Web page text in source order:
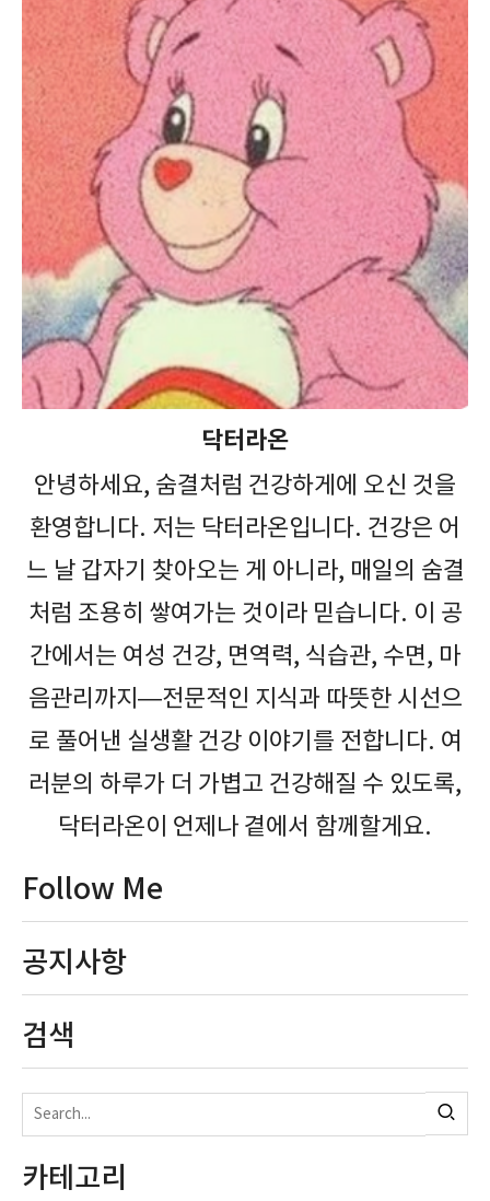
닥터라온
안녕하세요, 숨결처럼 건강하게에 오신 것을
환영합니다. 저는 닥터라온입니다. 건강은 어
느 날 갑자기 찾아오는 게 아니라, 매일의 숨결
처럼 조용히 쌓여가는 것이라 믿습니다. 이 공
간에서는 여성 건강, 면역력, 식습관, 수면, 마
음관리까지—전문적인 지식과 따뜻한 시선으
로 풀어낸 실생활 건강 이야기를 전합니다. 여
러분의 하루가 더 가볍고 건강해질 수 있도록,
닥터라온이 언제나 곁에서 함께할게요.
Follow Me
공지사항
검색
카테고리